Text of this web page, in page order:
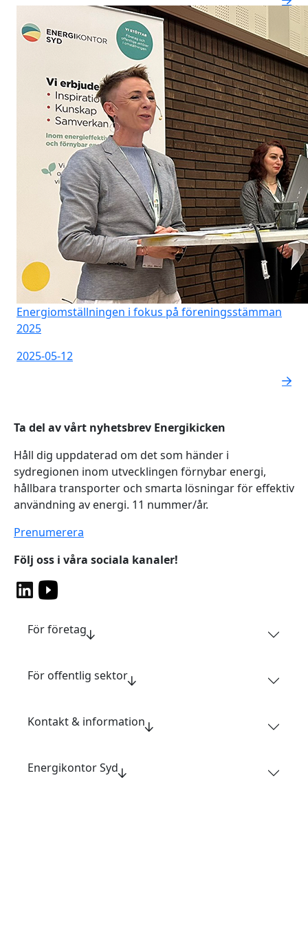
Energiomställningen i fokus på föreningsstämman
2025
2025-05-12
Ta del av vårt nyhetsbrev Energikicken
Håll dig uppdaterad om det som händer i
sydregionen inom utvecklingen förnybar energi,
hållbara transporter och smarta lösningar för effektiv
användning av energi. 11 nummer/år.
Prenumerera
Följ oss i våra sociala kanaler!
För företag
För offentlig sektor
Kontakt & information
Energikontor Syd